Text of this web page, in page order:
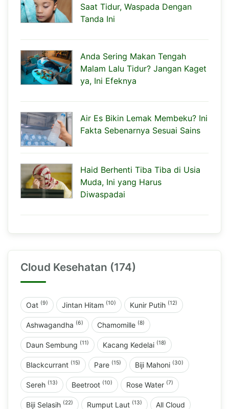
Saat Tidur, Waspada Dengan
Tanda Ini
Anda Sering Makan Tengah
Malam Lalu Tidur? Jangan Kaget
ya, Ini Efeknya
Air Es Bikin Lemak Membeku? Ini
Fakta Sebenarnya Sesuai Sains
Haid Berhenti Tiba Tiba di Usia
Muda, Ini yang Harus
Diwaspadai
Cloud Kesehatan (174)
Oat (9) Jintan Hitam (10) Kunir Putih (12)
Ashwagandha (6) Chamomille (8)
Daun Sembung (11) Kacang Kedelai (18)
Blackcurrant (15) Pare (15) Biji Mahoni (30)
Sereh (13) Beetroot (10) Rose Water (7)
Biji Selasih (22) Rumput Laut (13) All Cloud